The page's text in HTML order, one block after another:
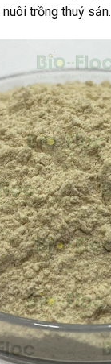
trồng thuỷ sản.